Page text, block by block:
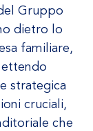
Gruppo
dietro lo
familiare,
strategica
cruciali,
che